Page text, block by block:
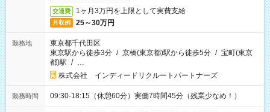
交通費 1ヶ月3万円を上限として実費支給
月収例 25～30万円
勤務地
東京都千代田区
東京駅から徒歩3分 / 京橋(東京都)駅から徒歩5分 / 宝町(東京
都)駅 / …
株式会社 インディードリクルートパートナーズ
勤務時間 09:30-18:15（休憩60分）実働7時間45分（残業少なめ！）